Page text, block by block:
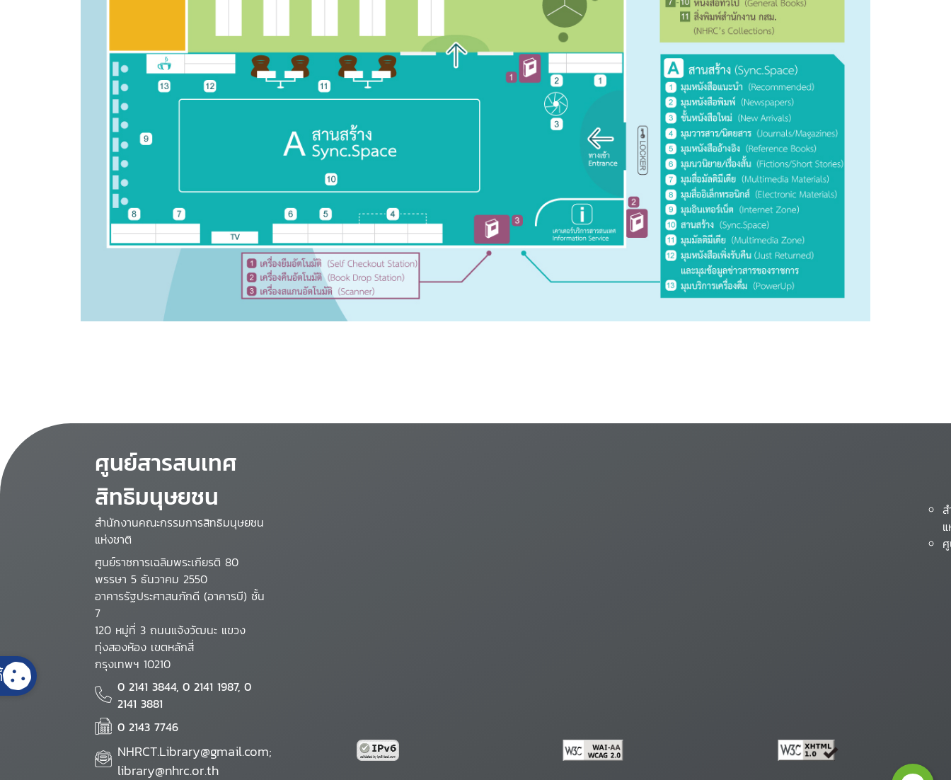
ศูนย์สารสนเทศ
สิทธิมนุษยชน
สำนักงานคณะกรรมการสิทธิมนุษยชน
แห่งชาติ
ศูนย์ราชการเฉลิมพระเกียรติ 80
พรรษา 5 ธันวาคม 2550
อาคารรัฐประศาสนภักดี (อาคารบี) ชั้น
7
120 หมู่ที่ 3 ถนนแจ้งวัฒนะ แขวง
ทุ่งสองห้อง เขตหลักสี่
กรุงเทพฯ 10210
0 2141 3844, 0 2141 1987, 0
2141 3881
0 2143 7746
NHRCT.Library@gmail.com;
library@nhrc.or.th